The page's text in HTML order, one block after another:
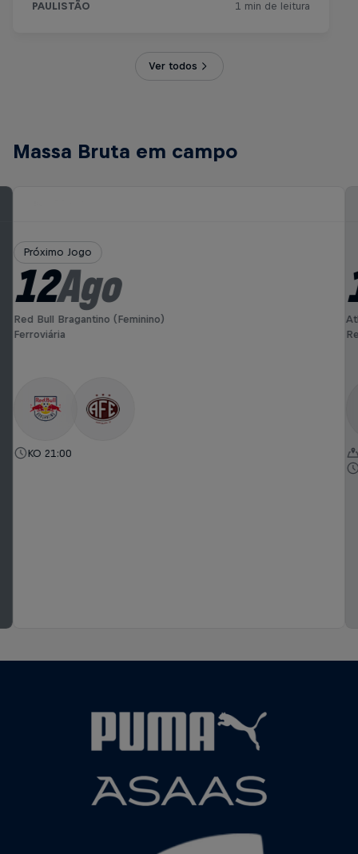
Ver todos
Massa Bruta em campo
Próximo Jogo
12Ago
Red Bull Bragantino (Feminino)
Ferroviária
KO 21:00